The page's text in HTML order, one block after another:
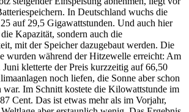
In Deutschland wuchs die
auf 29,5 Gigawattstunden. Und auch hier
Kapazität, sondern auch die
mit der Speicher dazugebaut werden. Die
wurden während der Hitzewelle erreicht: Am
Juni kletterte der Preis kurzzeitig auf 66,50
noch liefen, die Sonne aber schon
war. Im Schnitt kostete die Kilowattstunde im
Cent. Das ist etwas mehr als im Vorjahr,